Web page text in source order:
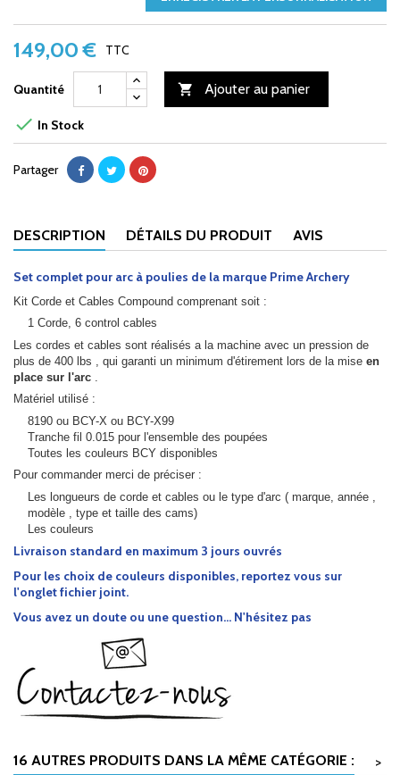
149,00 € TTC
Quantité  Ajouter au panier
 In Stock
Partager
DESCRIPTION DÉTAILS DU PRODUIT AVIS
Set complet pour arc à poulies de la marque Prime Archery
Kit Corde et Cables Compound comprenant soit :
1 Corde, 6 control cables
Les cordes et cables sont réalisés a la machine avec un pression de
plus de 400 lbs , qui garanti un minimum d'étirement lors de la mise en
place sur l'arc
Matériel utilisé :
8190 ou BCY-X ou BCY-X99
Tranche fil 0.015 pour l'ensemble des poupées
Toutes les couleurs BCY disponibles
Pour commander merci de préciser :
Les longueurs de corde et cables ou le type d'arc ( marque, année ,
modèle , type et taille des cams)
Les couleurs
Livraison standard en maximum 3 jours ouvrés
Pour les choix de couleurs disponibles, reportez vous sur
l'onglet fichier joint.
Vous avez un doute ou une question... N'hésitez pas
16 AUTRES PRODUITS DANS LA MÊME CATÉGORIE :
>